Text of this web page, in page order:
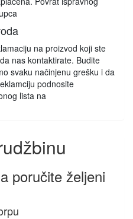
na proizvod koji ste
nas kontaktirate. Budite
svaku načinjenu grešku i da
podnosite
lista na
poručite željeni